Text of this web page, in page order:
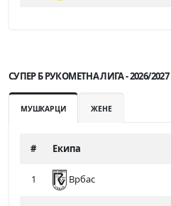
СУПЕР Б РУКОМЕТНА ЛИГА - 2026/2027
МУШКАРЦИ ЖЕНЕ
# Екипа
1 Врбас